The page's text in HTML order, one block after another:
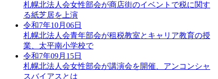
札幌北法人会女性部会が商店街のイベントで税に関す
る紙芝居を上演
令和7年10月06日
札幌北法人会青年部会が租税教室とキャリア教育の授
業、太平南小学校で
令和7年09月15日
札幌北法人会女性部会が講演会を開催、アンコンシャ
スバイアスとは